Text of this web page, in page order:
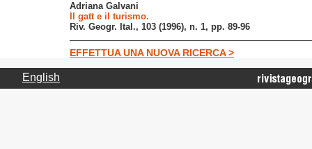
Adriana Galvani
Il gatt e il turismo.
Riv. Geogr. Ital., 103 (1996), n. 1, pp. 89-96
EFFETTUA UNA NUOVA RICERCA >
English